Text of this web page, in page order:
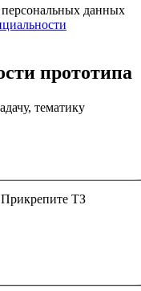
данных
прототипа
тематику
Прикрепите ТЗ